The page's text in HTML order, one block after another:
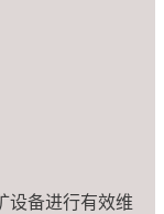
设备进行有效维